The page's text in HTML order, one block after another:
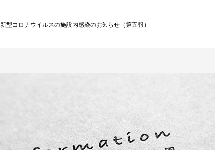
新型コロナウイルスの施設内感染のお知らせ（第五報）